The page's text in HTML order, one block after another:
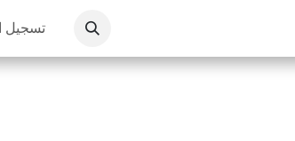
DERCA18 تسجيل